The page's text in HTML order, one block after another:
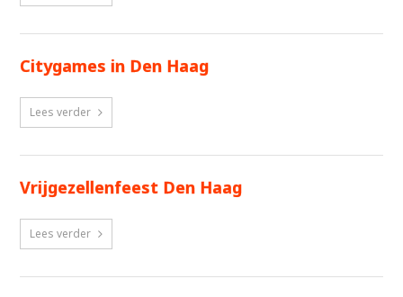
Citygames in Den Haag
Lees verder
Vrijgezellenfeest Den Haag
Lees verder